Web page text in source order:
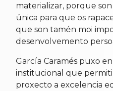
materializar, porque
única para que os
que son tamén moi
desenvolvemento
García Caramés puxo
institucional que
proxecto a excelencia